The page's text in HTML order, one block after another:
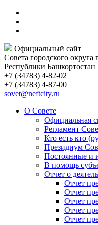
Официальный сайт
Совета городского
Республики Башкортостан
+7 (34783) 4-82-02
+7 (34783) 4-87-00
sovet@neftcity.ru
О Совете
Официальная
Регламент
Кто есть кто
Президиум
Постоянные и
В помощь
Отчет о
Отчет
Отчет
Отчет
Отчет
Отчет